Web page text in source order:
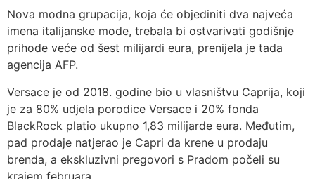
Nova modna grupacija, koja će objediniti dva najveća
imena italijanske mode, trebala bi ostvarivati godišnje
prihode veće od šest milijardi eura, prenijela je tada
agencija AFP.
Versace je od 2018. godine bio u vlasništvu Caprija, koji
je za 80% udjela porodice Versace i 20% fonda
BlackRock platio ukupno 1,83 milijarde eura. Međutim,
pad prodaje natjerao je Capri da krene u prodaju
brenda, a ekskluzivni pregovori s Pradom počeli su
krajem februara.